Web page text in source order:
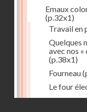
Emaux
(p.32x1)
Travail en
Quelques
avec nos
(p.38x1)
Fourneau
Le four
Pyromètre